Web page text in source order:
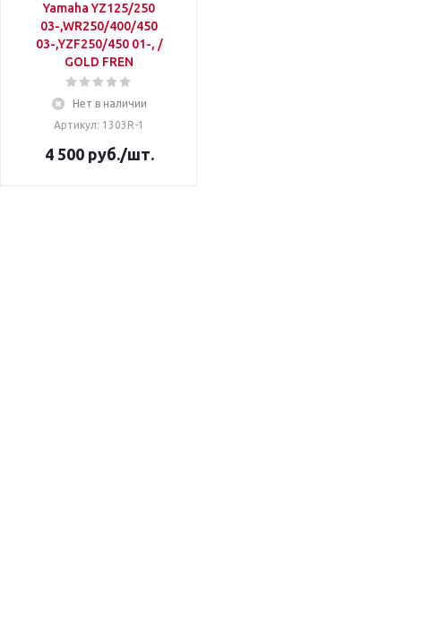
Yamaha YZ125/250
03-,WR250/400/450
03-,YZF250/450 01-, /
GOLD FREN
Нет в наличии
Артикул: 1303R-1
4 500руб./шт.